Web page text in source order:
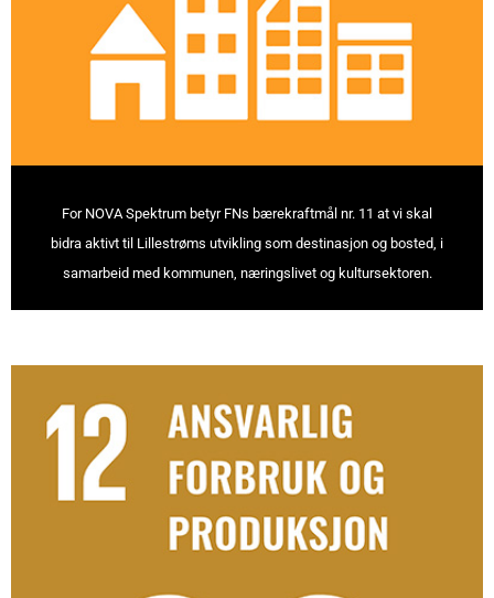
For NOVA Spektrum betyr FNs bærekraftmål nr. 11 at vi skal
bidra aktivt til Lillestrøms utvikling som destinasjon og bosted, i
samarbeid med kommunen, næringslivet og kultursektoren.